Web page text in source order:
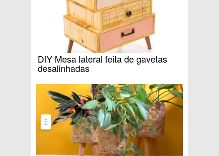
DIY Mesa lateral feita de gavetas
desalinhadas